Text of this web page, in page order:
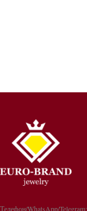
Телефон/WhatsApp/Telegram: